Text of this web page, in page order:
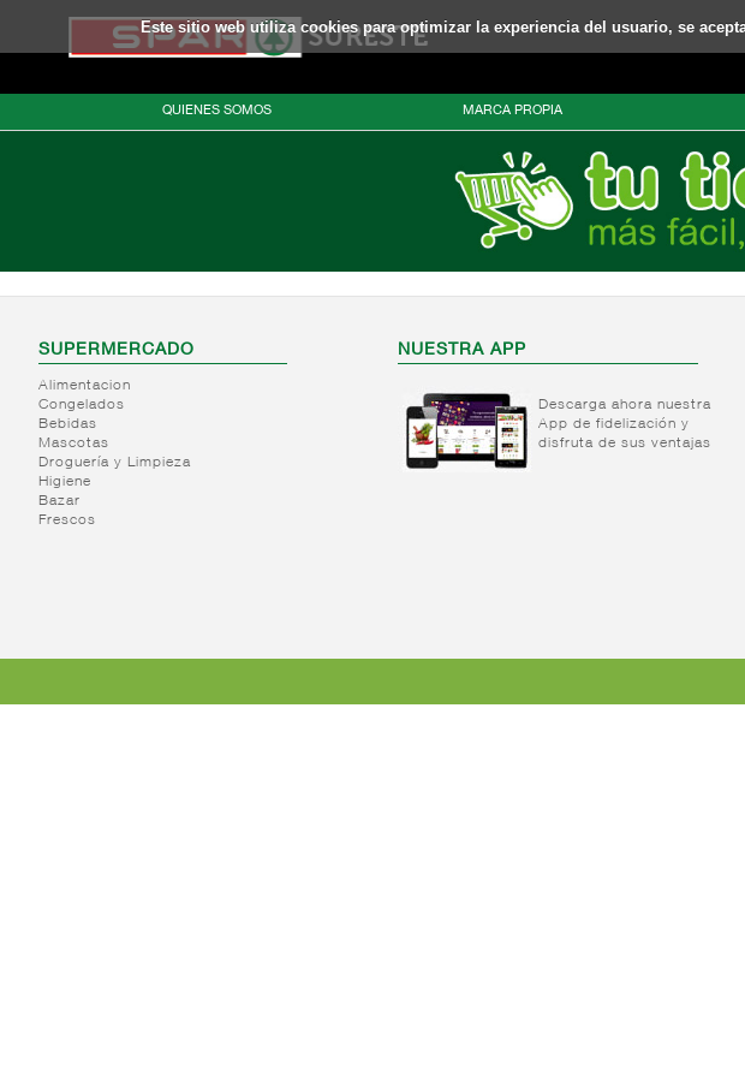
Este sitio web utiliza cookies para optimizar la experiencia del usuario, se
QUIENES SOMOS MARCA PROPIA
SUPERMERCADO
Alimentacion
Congelados
Bebidas
Mascotas
Droguería y Limpieza
Higiene
Bazar
Frescos
NUESTRA APP
Descarga ahora nuestra
App de fidelización y
disfruta de sus ventajas